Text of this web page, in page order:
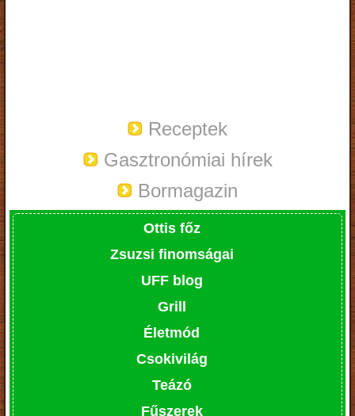
Receptek
Gasztronómiai hírek
Bormagazin
Ottis főz
Zsuzsi finomságai
UFF blog
Grill
Életmód
Csokivilág
Teázó
Fűszerek